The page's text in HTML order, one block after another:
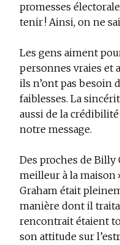
promesses
tenir ! Ainsi, on ne
Les gens aiment
personnes vraies et
ils n’ont pas besoin
faiblesses. La
aussi de la
notre message.
Des proches de Billy
meilleur à la maison
Graham était
manière dont il
rencontrait étaient
son attitude sur